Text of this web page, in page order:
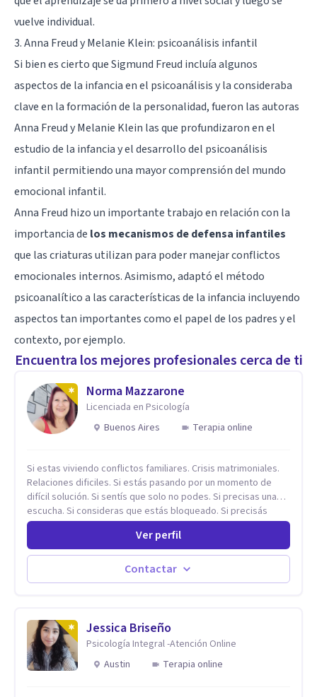
vuelve individual.
3. Anna Freud y Melanie Klein: psicoanálisis infantil
Si bien es cierto queSigmund Freud incluía algunos
aspectos de la infancia en el psicoanálisis y la consideraba
clave en la formación de la personalidad, fueron las autoras
Anna Freud y Melanie Klein las que profundizaron en el
estudio de la infancia y el desarrollo del psicoanálisis
infantil permitiendo una mayor comprensión del mundo
emocional infantil.
Anna Freud hizo un importante trabajo en relación con la
importancia de los mecanismos de defensa infantiles
que las criaturas utilizan para poder manejar conflictos
emocionales internos. Asimismo, adaptó el método
psicoanalítico a las características de la infancia incluyendo
aspectos tan importantes como el papel de los padres y el
contexto, por ejemplo.
Encuentra los mejores profesionales cerca de ti
Norma Mazzarone
Licenciada en Psicología
Buenos Aires
Terapia online
Si estas viviendo conflictos familiares. Crisis matrimoniales.
Relaciones dificiles. Si estás pasando por un momento de
difícil solución. Si sentís que solo no podes. Si precisas una
escucha. Si consideras que estás bloqueado. Si precisás
comprensión. Si no logras definir proyectos, objetivos,
sueños, deseos. Si pensás que lo que te pasa no es tan
grave, pero podría ayudar. Si estás en adicciones y tu
intención es hacer algo con lo que te está pasando. No dudes
en comunicarte a fin de comenzar a resolver la situación que
Ver perfil
Contactar
Jessica Briseño
Psicología Integral -Atención Online
Austin
Terapia online